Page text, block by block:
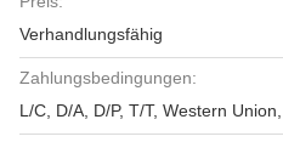
Verhandlungsfähig
Zahlungsbedingungen:
L/C, D/A, D/P, T/T, Western